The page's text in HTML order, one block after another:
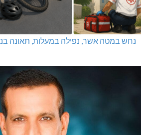
נחש במטה אשר, נפילה במעלות, תאונה